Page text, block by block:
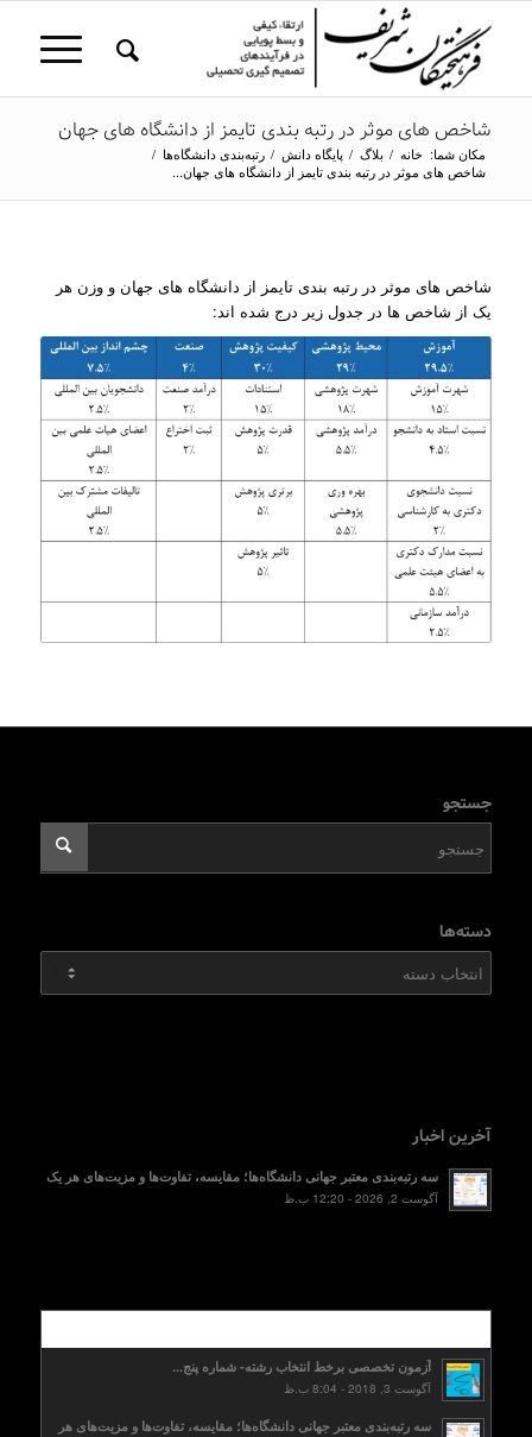
شاخص های موثر در رتبه بندی تایمز از دانشگاه های جهان
مکان شما: خانه / بلاگ / پایگاه دانش / رتبه‌بندی دانشگاه‌ها /
شاخص های موثر در رتبه بندی تایمز از دانشگاه های جهان...
شاخص های موثر در رتبه بندی تایمز از دانشگاه های جهان و وزن هر
یک از شاخص ها در جدول زیر درج شده اند:
جستجو
دسته‌ها
آخرین اخبار
سه رتبه‌بندی معتبر جهانی دانشگاه‌ها؛ مقایسه، تفاوت‌ها و مزیت‌های هر یک
آگوست 2, 2026 - 12:20 ب.ظ
آزمون تخصصی برخط انتخاب رشته- شماره پنج...
آگوست 3, 2018 - 8:04 ب.ظ
سه رتبه‌بندی معتبر جهانی دانشگاه‌ها؛ مقایسه، تفاوت‌ها و مزیت‌های هر